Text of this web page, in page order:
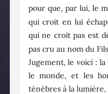
pour que, par lui, le
qui croit en lui
qui ne croit pas est
pas cru au nom du
Jugement, le voici :
le monde, et les
ténèbres à la